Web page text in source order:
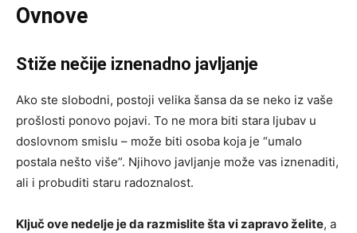
Ovnove
Stiže nečije iznenadno javljanje
Ako ste slobodni, postoji velika šansa da se neko iz vaše
prošlosti ponovo pojavi. To ne mora biti stara ljubav u
doslovnom smislu – može biti osoba koja je “umalo
postala nešto više”. Njihovo javljanje može vas iznenaditi,
ali i probuditi staru radoznalost.
Ključ ove nedelje je da razmislite šta vi zapravo želite, a